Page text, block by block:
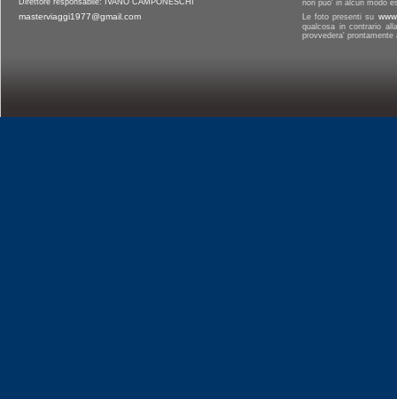
Direttore responsabile: IVANO CAMPONESCHI
masterviaggi1977@gmail.com
non puo' in alcun modo
Le foto presenti su
qualcosa in contrario
provvedera'